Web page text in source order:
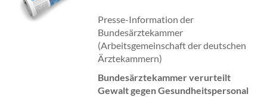
Presse-Information der
Bundesärztekammer
(Arbeitsgemeinschaft der deutschen
Ärztekammern)
Bundesärztekammer verurteilt
Gewalt gegen Gesundheitspersonal